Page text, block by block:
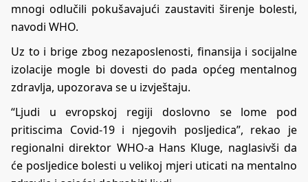
mnogi odlučili pokušavajući zaustaviti širenje bolesti,
navodi WHO.
Uz to i brige zbog nezaposlenosti, finansija i socijalne
izolacije mogle bi dovesti do pada općeg mentalnog
zdravlja, upozorava se u izvještaju.
“Ljudi u evropskoj regiji doslovno se lome pod
pritiscima Covid-19 i njegovih posljedica”, rekao je
regionalni direktor WHO-a Hans Kluge, naglasivši da
će posljedice bolesti u velikoj mjeri uticati na mentalno